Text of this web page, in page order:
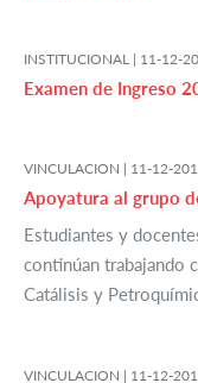
INSTITUCIONAL | 11-12-
Examen de Ingreso
VINCULACION | 11-12-
Apoyatura al grupo
Estudiantes y
continúan trabajando
Catálisis y
VINCULACION | 11-12-